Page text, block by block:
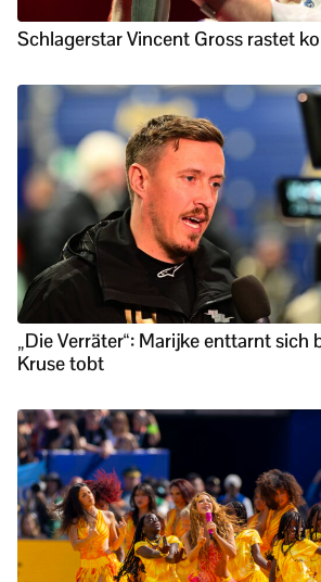
Schlagerstar Vincent Gross rastet
„Die Verräter“: Marijke enttarnt sich
Kruse tobt